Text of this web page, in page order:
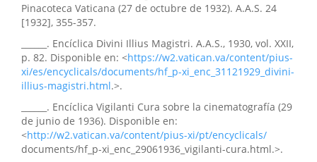
Pinacoteca Vaticana (27 de octubre de 1932). A.A.S. 24
[1932], 355-357.
______. Encíclica Divini Illius Magistri. A.A.S., 1930, vol. XXII,
p. 82. Disponible en: <https://w2.vatican.va/content/pius-
xi/es/encyclicals/documents/hf_p-xi_enc_31121929_divini-
illius-magistri.html.>.
______. Encíclica Vigilanti Cura sobre la cinematografía (29
de junio de 1936). Disponible en:
<http://w2.vatican.va/content/pius-xi/pt/encyclicals/
documents/hf_p-xi_enc_29061936_vigilanti-cura.html.>.